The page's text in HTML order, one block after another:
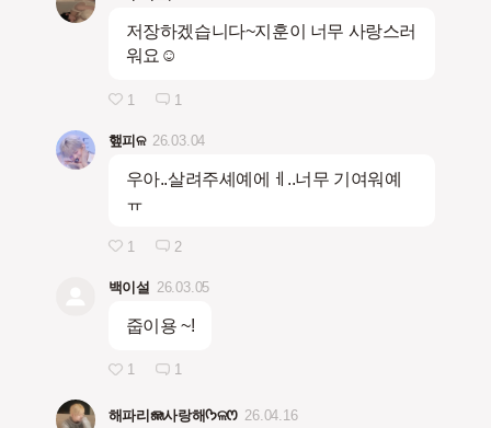
저장하겠습니다~지훈이 너무 사랑스러
워요☺️
1 1
햎피ଳ 26.03.04
우아..살려주셰예에ㅔ..너무 기여워예
ㅠ
1 2
백이설 26.03.05
줍이용 ~!
1 1
해파리🪼사랑해ᡣ𐭩ଳꯁ 26.04.16